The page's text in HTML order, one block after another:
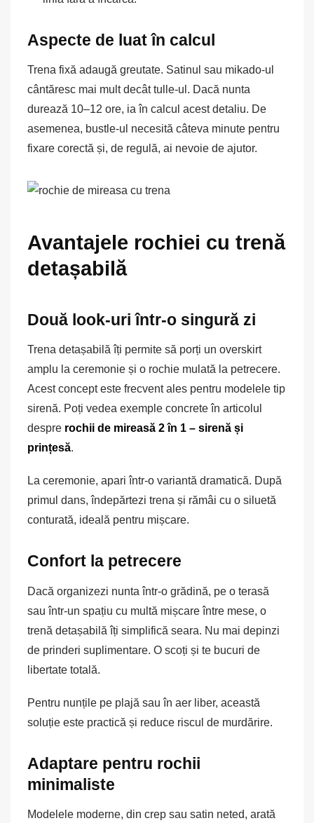
Aspecte de luat în calcul
Trena fixă adaugă greutate. Satinul sau mikado-ul
cântăresc mai mult decât tulle-ul. Dacă nunta
durează 10–12 ore, ia în calcul acest detaliu. De
asemenea, bustle-ul necesită câteva minute pentru
fixare corectă și, de regulă, ai nevoie de ajutor.
Avantajele rochiei cu trenă
detașabilă
Două look-uri într-o singură zi
Trena detașabilă îți permite să porți un overskirt
amplu la ceremonie și o rochie mulată la petrecere.
Acest concept este frecvent ales pentru modelele tip
sirenă. Poți vedea exemple concrete în articolul
despre rochii de mireasă 2 în 1 – sirenă și
prințesă.
La ceremonie, apari într-o variantă dramatică. După
primul dans, îndepărtezi trena și rămâi cu o siluetă
conturată, ideală pentru mișcare.
Confort la petrecere
Dacă organizezi nunta într-o grădină, pe o terasă
sau într-un spațiu cu multă mișcare între mese, o
trenă detașabilă îți simplifică seara. Nu mai depinzi
de prinderi suplimentare. O scoți și te bucuri de
libertate totală.
Pentru nunțile pe plajă sau în aer liber, această
soluție este practică și reduce riscul de murdărire.
Adaptare pentru rochii
minimaliste
Modelele moderne, din crep sau satin neted, arată